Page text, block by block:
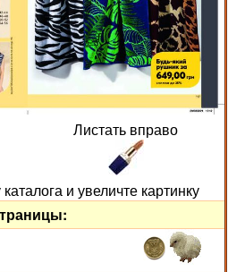
Листать вправо
и увеличте картинку